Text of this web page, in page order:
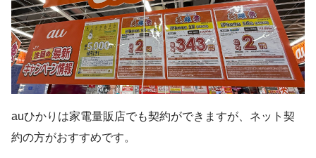
auひかりは家電量販店でも契約ができますが、ネット契
約の方がおすすめです。